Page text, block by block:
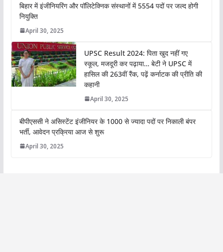
बिहार में इंजीनियरिंग और पॉलिटेक्निक संस्थानों में 5554 पदों पर जल्द होगी
नियुक्ति
April 30, 2025
UPSC Result 2024: पिता खुद नहीं गए
स्कूल, मजदूरी कर पढ़ाया… बेटी ने UPSC में
हासिल की 263वीं रैंक, पढ़ें कर्नाटक की प्रीति की
कहानी
April 30, 2025
बीपीएससी ने असिस्टेंट इंजीनियर के 1000 से ज्यादा पदों पर निकाली बंपर
भर्ती, आवेदन प्रक्रिया आज से शुरू
April 30, 2025